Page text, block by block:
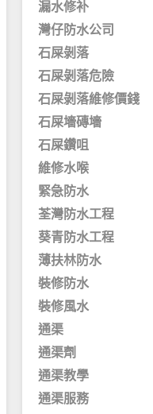
漏水修补
灣仔防水公司
石屎剝落
石屎剝落危險
石屎剝落維修價錢
石屎墻磚墻
石屎鑽咀
維修水喉
緊急防水
荃灣防水工程
葵青防水工程
薄扶林防水
裝修防水
裝修風水
通渠
通渠劑
通渠教學
通渠服務